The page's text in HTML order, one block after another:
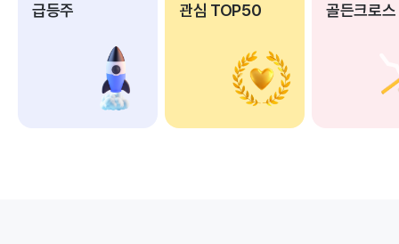
급등주 관심 TOP50 골든크로스